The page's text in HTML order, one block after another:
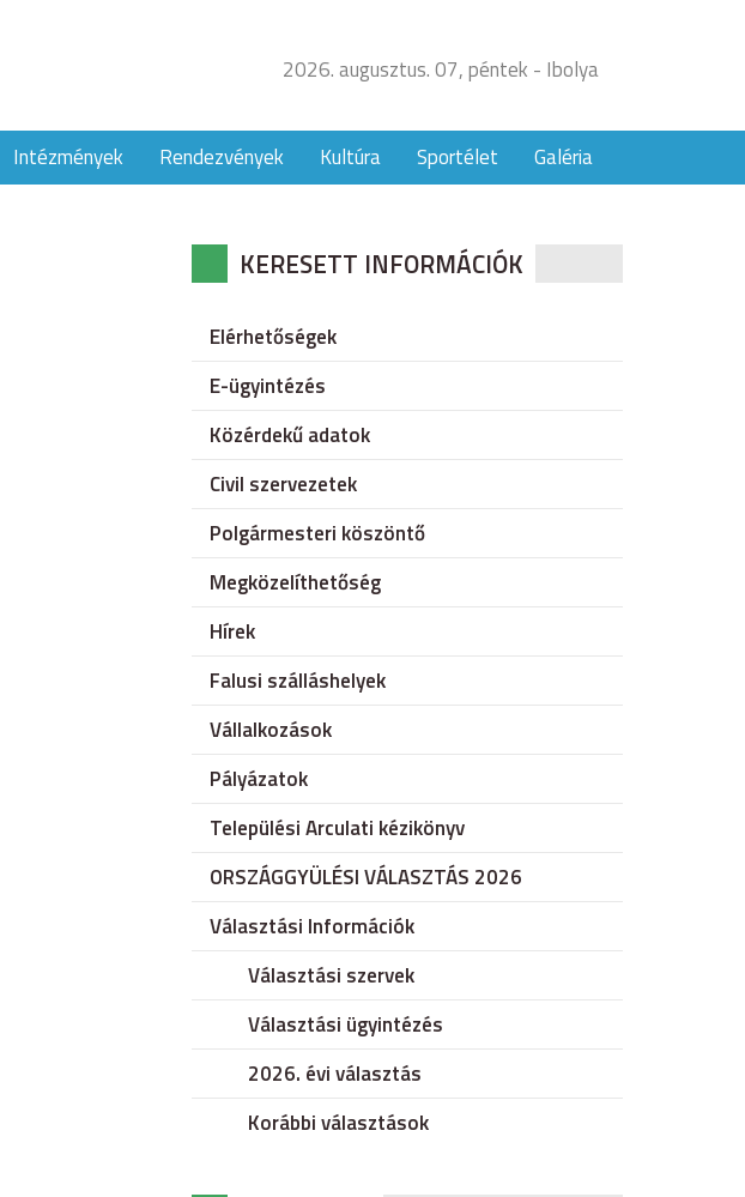
2026. augusztus. 07, péntek - Ibolya
Intézmények Rendezvények Kultúra Sportélet Galéria
KERESETT INFORMÁCIÓK
Elérhetőségek
E-ügyintézés
Közérdekű adatok
Civil szervezetek
Polgármesteri köszöntő
Megközelíthetőség
Hírek
Falusi szálláshelyek
Vállalkozások
Pályázatok
Települési Arculati kézikönyv
ORSZÁGGYÜLÉSI VÁLASZTÁS 2026
Választási Információk
Választási szervek
Választási ügyintézés
2026. évi választás
Korábbi választások